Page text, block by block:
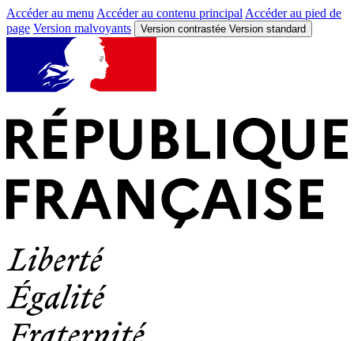
Accéder au menu Accéder au contenu principal Accéder au pied de
page Version malvoyants Version contrastée Version standard